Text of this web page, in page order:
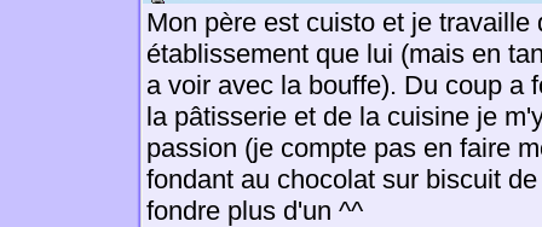
Mon père est cuisto et je travaille
établissement que lui (mais en
a voir avec la bouffe). Du coup a
la pâtisserie et de la cuisine je
passion (je compte pas en faire
fondant au chocolat sur biscuit
fondre plus d'un ^^